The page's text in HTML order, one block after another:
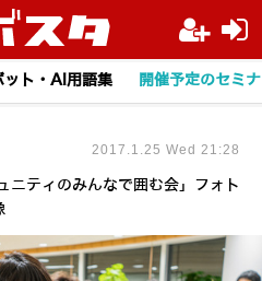
ット・AI用語集 開催予定のセミ
ティのみんなで囲む会」フォト
2017.1.25 Wed 21:28